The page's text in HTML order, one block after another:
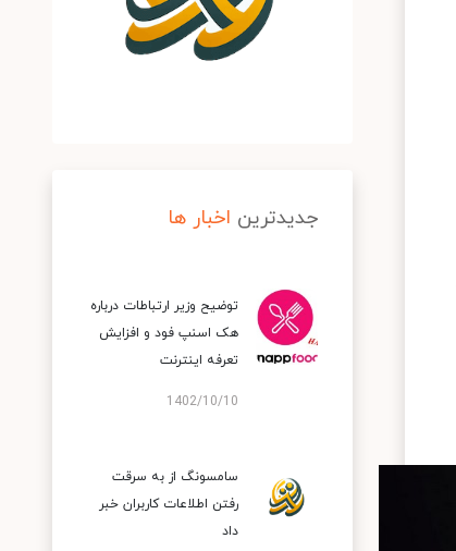
جدیدترین اخبار ها
توضیح وزیر ارتباطات درباره
هک اسنپ‌ فود و افزایش
تعرفه اینترنت
1402/10/10
سامسونگ از به سرقت
رفتن اطلاعات کاربران خبر
داد